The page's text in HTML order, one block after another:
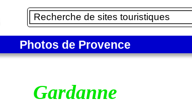
Photos de Provence
Gardanne